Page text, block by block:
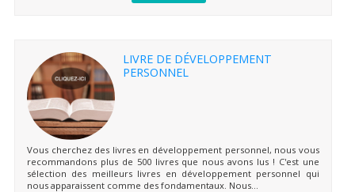
LIVRE DE DÉVELOPPEMENT
PERSONNEL
Vous cherchez des livres en développement personnel, nous vous
recommandons plus de 500 livres que nous avons lus ! C'est une
sélection des meilleurs livres en développement personnel qui
nous apparaissent comme des fondamentaux. Nous...